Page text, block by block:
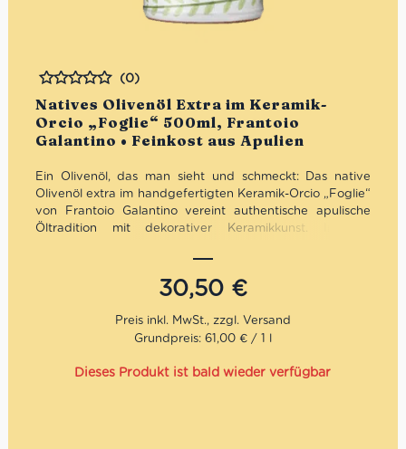
Natives Olivenöl Extra im Keramik-
Orcio „Foglie“ 500ml, Frantoio
Galantino • Feinkost aus Apulien
Bewertet
(0)
Ein Olivenöl, das man sieht und schmeckt: Das native
Olivenöl extra im handgefertigten Keramik-Orcio „Foglie“
von Frantoio Galantino vereint authentische apulische
Öltradition mit dekorativer Keramikkunst. Intensiv,
einem kunstvoll verzierten Keramikgefäß, das Licht und
Wärme fernhält. Ideal für Genießer, als stilvolles Geschenk
oder als Blickfang in jeder Küche.
Mengenrabatt: erhalte beim Kauf von 3 nativen
Olivenölen Extra 12% Rabatt pro Artikel
30,50 €
Grundpreis: 61,00 € / 1 l
Dieses Produkt ist bald wieder verfügbar